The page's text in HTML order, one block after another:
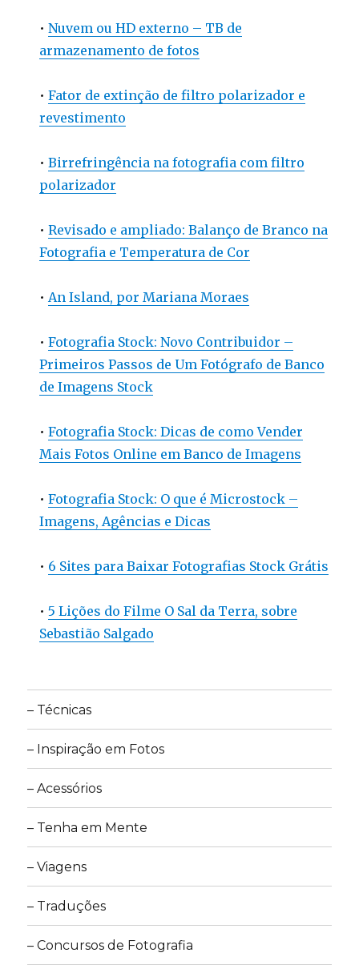
•Nuvem ou HD externo – TB de
armazenamento de fotos
•Fator de extinção de filtro polarizador e
revestimento
•Birrefringência na fotografia com filtro
polarizador
•Revisado e ampliado: Balanço de Branco na
Fotografia e Temperatura de Cor
•An Island, por Mariana Moraes
•Fotografia Stock: Novo Contribuidor –
Primeiros Passos de Um Fotógrafo de Banco
de Imagens Stock
•Fotografia Stock: Dicas de como Vender
Mais Fotos Online em Banco de Imagens
•Fotografia Stock: O que é Microstock –
Imagens, Agências e Dicas
• 6 Sites para Baixar Fotografias Stock Grátis
•5 Lições do Filme O Sal da Terra, sobre
Sebastião Salgado
– Técnicas
– Inspiração em Fotos
– Acessórios
– Tenha em Mente
– Viagens
– Traduções
– Concursos de Fotografia